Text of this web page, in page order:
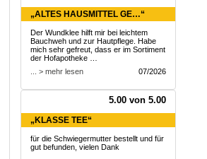
„ALTES HAUSMITTEL GE…“
Der Wundklee hilft mir bei leichtem
Bauchweh und zur Hautpflege. Habe
mich sehr gefreut, dass er im Sortiment
der Hofapotheke …
... > mehr lesen
07/2026
5.00 von 5.00
„KLASSE TEE“
für die Schwiegermutter bestellt und für
gut befunden, vielen Dank